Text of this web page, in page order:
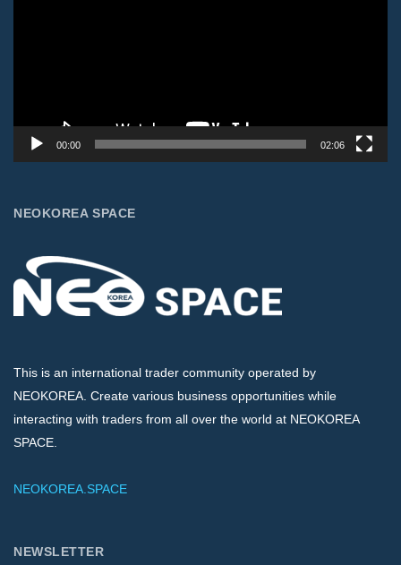
00:00 02:06
NEOKOREA SPACE
This is an international trader community operated by
NEOKOREA. Create various business opportunities while
interacting with traders from all over the world at NEOKOREA
SPACE.
NEOKOREA.SPACE
NEWSLETTER